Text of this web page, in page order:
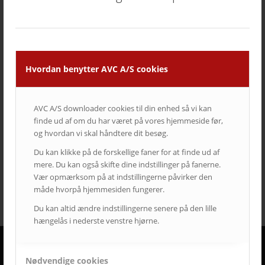
Hvordan benytter AVC A/S cookies
AVC A/S downloader cookies til din enhed så vi kan
finde ud af om du har været på vores hjemmeside før,
og hvordan vi skal håndtere dit besøg.
Du kan klikke på de forskellige faner for at finde ud af
mere. Du kan også skifte dine indstillinger på fanerne.
Vær opmærksom på at indstillingerne påvirker den
måde hvorpå hjemmesiden fungerer.
Du kan altid ændre indstillingerne senere på den lille
hængelås i nederste venstre hjørne.
Nødvendige cookies
hotel
i3 infoskærme interaktivitet
interaktiv projektor
kirke
konferencelokaler Landscape laserprojektor
Leasing
LEDskærme
lærred mødelokaler
nyt om AVC
Portrait
projektor rumstyring samsung
service
Service case
skype for business
skærmvæg
streaming løsninger
touchskærm
trådløs deling
undervisning
videokonference yealink